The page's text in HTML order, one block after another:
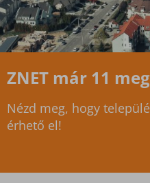
ZNET már 11
Nézd meg, hogy
érhető el!